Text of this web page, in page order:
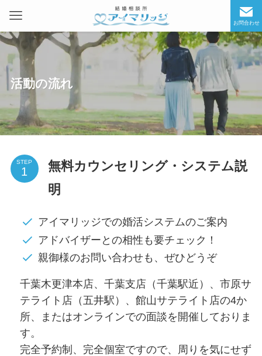
お問合わせ
活動の流れ
STEP
無料カウンセリング・システム説
明
アイマリッジでの婚活システムのご案内
アドバイザーとの相性も要チェック！
親御様のお問い合わせも、ぜひどうぞ
千葉木更津本店、千葉支店（千葉駅近）、市原サ
テライト店（五井駅）、館山サテライト店の4か
所、またはオンラインでの面談を開催しておりま
す。
完全予約制、完全個室ですので、周りを気にせず